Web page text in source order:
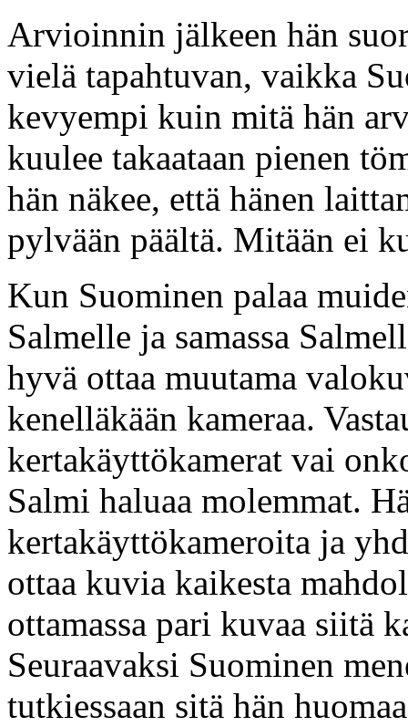
Arvioinnin jälkeen hän
vielä tapahtuvan, vaikka
kevyempi kuin mitä hän
kuulee takaataan pienen
hän näkee, että hänen
pylvään päältä. Mitään ei
Kun Suominen palaa
Salmelle ja samassa
hyvä ottaa muutama
kenelläkään kameraa.
kertakäyttökamerat vai
Salmi haluaa molemmat.
kertakäyttökameroita ja
ottaa kuvia kaikesta
ottamassa pari kuvaa siitä
Seuraavaksi Suominen
tutkiessaan sitä hän